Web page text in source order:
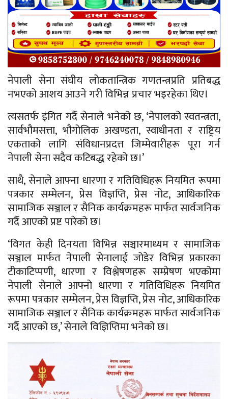
नेपाली सेना संघीय लोकतान्त्रिक गणतन्त्रप्रति प्रतिबद्ध
नभएको आशय आउने गरी विभिन्न प्रचार भइरहेका थिए।
त्यसतर्फ इंगित गर्दै सेनाले भनेको छ, ‘नेपालको स्वतन्त्रता,
सार्वभौमसत्ता, भौगोलिक अखण्डता, स्वाधीनता र राष्ट्रिय
एकताको लागि संविधानप्रदत्त जिम्मेवारीहरू पूरा गर्न
नेपाली सेना सदैव कटिबद्ध रहेको छ।’
साथै, सेनाले आफ्ना धारणा र गतिविधिहरू नियमित रूपमा
पत्रकार सम्मेलन, प्रेस विज्ञप्ति, प्रेस नोट, आधिकारिक
सामाजिक सञ्जाल र सैनिक कार्यक्रमहरू मार्फत सार्वजनिक
गर्दै आएको प्रष्ट पारेको छ।
‘विगत केही दिनयता विभिन्न सञ्चारमाध्यम र सामाजिक
सञ्जाल मार्फत नेपाली सेनालाई जोडेर विभिन्न प्रकारका
टीकाटिप्पणी, धारणा र विश्लेषणहरू सम्प्रेषण भएकोमा
नेपाली सेनाले आफ्नो धारणा र गतिविधिहरू नियमित
रूपमा पत्रकार सम्मेलन, प्रेस विज्ञप्ति, प्रेस नोट, आधिकारिक
सामाजिक सञ्जाल र सैनिक कार्यक्रमहरू मार्फत सार्वजनिक
गर्दै आएको छ,’ सेनाले विज्ञिप्तिमा भनेको छ।